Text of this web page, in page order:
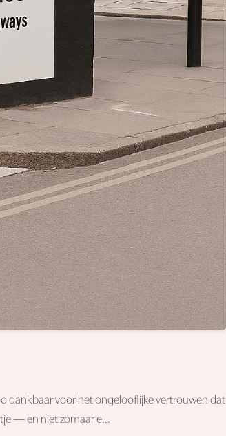
dankbaar voor het ongelooflijke vertrouwen dat
— en niet zomaar e...